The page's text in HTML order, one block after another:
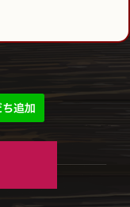
かん